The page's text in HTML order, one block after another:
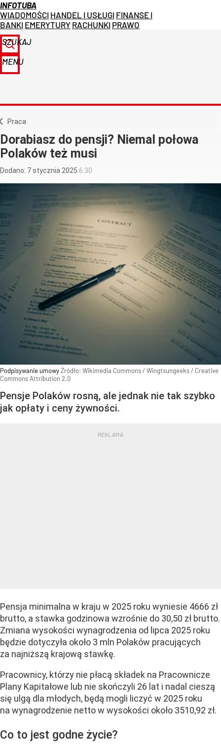
INFOTUBA
WIADOMOŚCI HANDEL I USŁUGI FINANSE I
BANKI EMERYTURY RACHUNKI PRAWO
SZUKAJ
MENU
Praca
Dorabiasz do pensji? Niemal połowa
Polaków też musi
Dodano: 7stycznia 2025 6:30
Podpisywanie umowyŹródło: Wikimedia Commons/ Wingtsungeeks / Creative
Commons Attribution 2.0
Pensje Polaków rosną, ale jednak nie tak szybko
jak opłaty i ceny żywności.
Pensja minimalna w kraju w 2025 roku wyniesie 4666 zł
brutto, a stawka godzinowa wzrośnie do 30,50 zł brutto.
Zmiana wysokości wynagrodzenia od lipca 2025 roku
będzie dotyczyła około 3 mln Polaków pracujących
za najniższą krajową stawkę.
Pracownicy, którzy nie płacą składek na Pracownicze
Plany Kapitałowe lub nie skończyli 26 lat i nadal cieszą
się ulgą dla młodych, będą mogli liczyć w 2025 roku
na wynagrodzenie netto w wysokości około 3510,92 zł.
Co to jest godne życie?